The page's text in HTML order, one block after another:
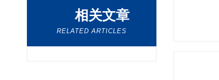
相关文章
RELATED ARTICLES